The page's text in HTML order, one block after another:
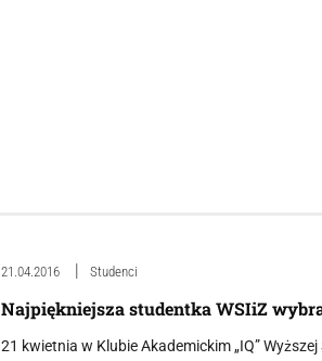
21.04.2016 Studenci
Najpiękniejsza studentka WSIiZ
21 kwietnia w Klubie Akademickim „IQ”